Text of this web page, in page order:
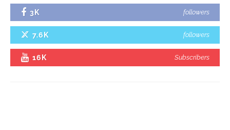
3K followers
7.6K followers
16K Subscribers